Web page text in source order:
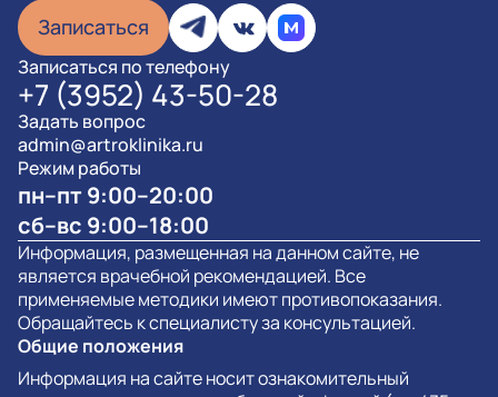
Записаться
Записаться по телефону
+7 (3952) 43-50-28
Задать вопрос
admin@artroklinika.ru
Режим работы
пн–пт 9:00–20:00
сб–вс 9:00–18:00
Информация, размещенная на данном сайте, не
является врачебной рекомендацией. Все
применяемые методики имеют противопоказания.
Обращайтесь к специалисту за консультацией.
Общие положения
Информация на сайте носит ознакомительный